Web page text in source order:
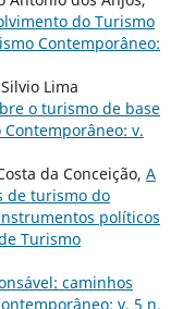
do Turismo
Contemporâneo:
Lima
o turismo de base
v.
da Conceição, A
de turismo do
políticos
Turismo
caminhos
v. 5 n.